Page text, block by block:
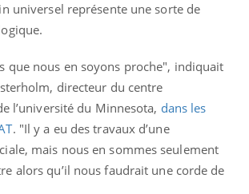
universel représente une sorte de
que nous en soyons proche", indiquait
directeur du centre
l’université du Minnesota, dans les
. "Il y a eu des travaux d’une
mais nous en sommes seulement
alors qu’il nous faudrait une corde de